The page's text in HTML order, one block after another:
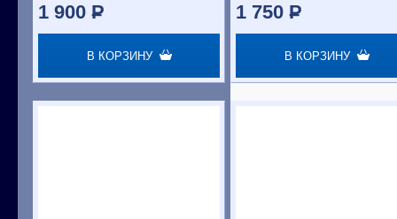
1 900 P
В КОРЗИНУ
1 750 P
В КОРЗИНУ